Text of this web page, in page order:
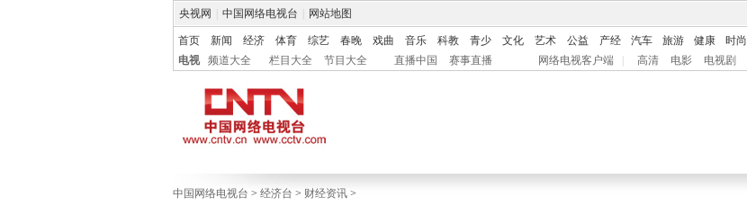
央视网 中国网络电视台 网站地图
首页 新闻 经济 体育 综艺 春晚 戏曲 音乐 科教 青少 文化 艺术 公益 产经 汽车 旅游 健康 时尚
电视
频道大全 栏目大全 节目大全 直播中国 赛事直播 网络电视客户端 高清 电影 电视剧
中国网络电视台 > 经济台 > 财经资讯 >